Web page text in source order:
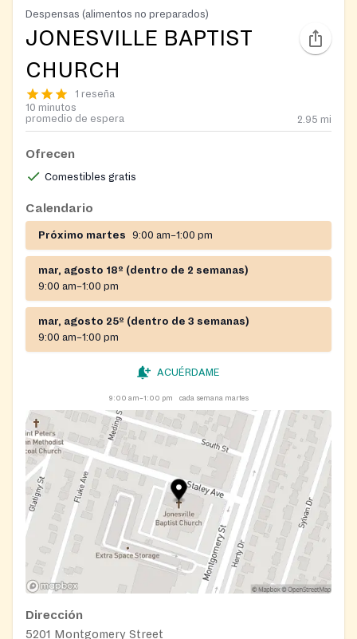
Despensas (alimentos no preparados)
JONESVILLE BAPTIST
CHURCH
1 reseña
10 minutos
promedio de espera
2.95 mi
Ofrecen
Comestibles gratis
Calendario
Próximo martes 9:00 am–1:00 pm
mar, agosto 18º (dentro de 2 semanas)
9:00 am–1:00 pm
mar, agosto 25º (dentro de 3 semanas)
9:00 am–1:00 pm
ACUÉRDAME
9:00 am–1:00 pm cada semana martes
Dirección
5201 Montgomery Street